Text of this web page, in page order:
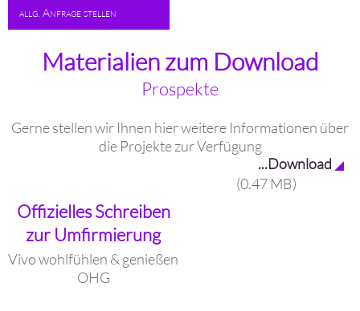
allg. Anfrage stellen
Materialien zum Download
Prospekte
Gerne stellen wir Ihnen hier weitere Informationen über
die Projekte zur Verfügung
Offizielles Schreiben
zur Umfirmierung
Vivo wohlfühlen & genießen
OHG
...Download
(0.47 MB)